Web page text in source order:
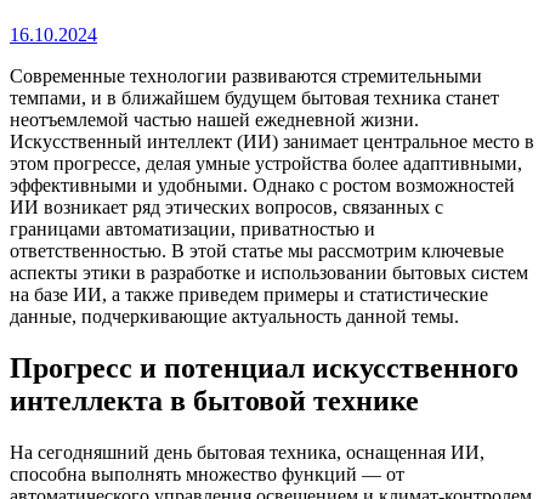
16.10.2024
Современные технологии развиваются стремительными
темпами, и в ближайшем будущем бытовая техника станет
неотъемлемой частью нашей ежедневной жизни.
Искусственный интеллект (ИИ) занимает центральное место в
этом прогрессе, делая умные устройства более адаптивными,
эффективными и удобными. Однако с ростом возможностей
ИИ возникает ряд этических вопросов, связанных с
границами автоматизации, приватностью и
ответственностью. В этой статье мы рассмотрим ключевые
аспекты этики в разработке и использовании бытовых систем
на базе ИИ, а также приведем примеры и статистические
данные, подчеркивающие актуальность данной темы.
Прогресс и потенциал искусственного
интеллекта в бытовой технике
На сегодняшний день бытовая техника, оснащенная ИИ,
способна выполнять множество функций — от